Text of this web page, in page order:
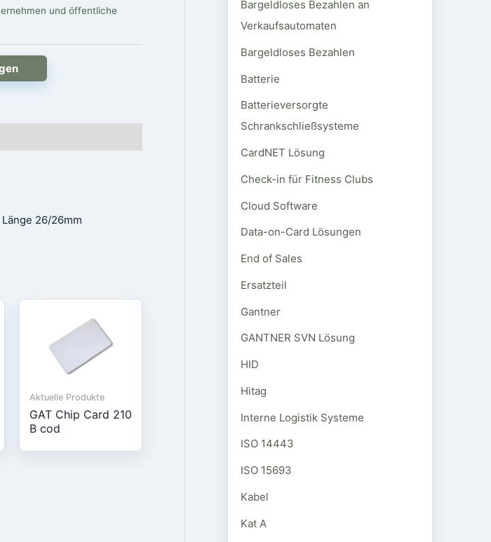
und öffentliche
26/26mm
Aktuelle Produkte
GAT Chip Card 210
B cod
Bargeldloses Bezahlen an
Verkaufsautomaten
Bargeldloses Bezahlen
Batterie
Batterieversorgte
Schrankschließsysteme
CardNET Lösung
Check-in für Fitness Clubs
Cloud Software
Data-on-Card Lösungen
End of Sales
Ersatzteil
Gantner
GANTNER SVN Lösung
HID
Hitag
Interne Logistik Systeme
ISO 14443
ISO 15693
Kabel
Kat A